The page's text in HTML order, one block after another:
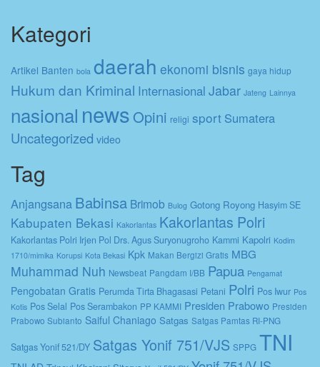
Kategori
Artikel Banten bola daerah ekonomi bisnis gaya hidup
Hukum dan Kriminal Internasional Jabar Jateng Lainnya
nasional news Opini religi sport Sumatera
Uncategorized video
Tag
Anjangsana Babinsa Brimob Bulog Gotong Royong Hasyim SE
Kabupaten Bekasi Kakorlantas Kakorlantas Polri
Kakorlantas Polri Irjen Pol Drs. Agus Suryonugroho Kammi Kapolri Kodim
1710/mimika Korupsi Kota Bekasi Kpk Makan Bergizi Gratis MBG
Muhammad Nuh Newsbeat Pangdam I/BB Papua Pengamat
Pengobatan Gratis Perumda Tirta Bhagasasi Petani Polri Pos Iwur Pos
Kotis Pos Selal Pos Serambakon PP KAMMI Presiden Prabowo Presiden
Prabowo Subianto Saiful Chaniago Satgas Satgas Pamtas RI-PNG
Satgas Yonif 521/DY Satgas Yonif 751/VJS SPPG TNI